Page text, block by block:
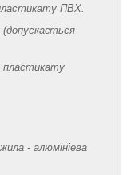
пластикату ПВХ.
(допускається
пластикату
- алюмініева